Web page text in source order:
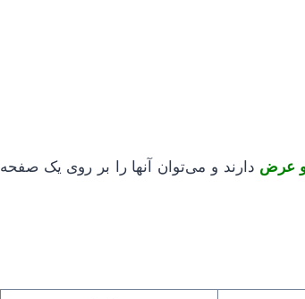
عرض دارند و می‌توان آنها را بر روی یک صفحه